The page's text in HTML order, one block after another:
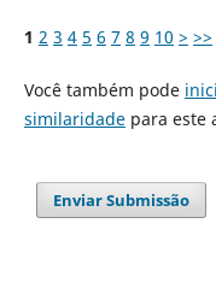
1 2 3 4 5 6 7 8 9 10 > >>
Você também pode
similaridadepara este
Enviar Submissão